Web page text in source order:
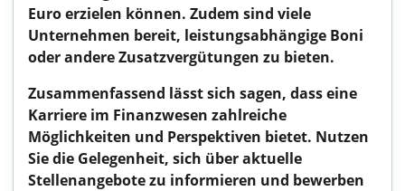
Euro erzielen können. Zudem sind viele
Unternehmen bereit, leistungsabhängige Boni
oder andere Zusatzvergütungen zu bieten.
Zusammenfassend lässt sich sagen, dass eine
Karriere im Finanzwesen zahlreiche
Möglichkeiten und Perspektiven bietet. Nutzen
Sie die Gelegenheit, sich über aktuelle
Stellenangebote zu informieren und bewerben